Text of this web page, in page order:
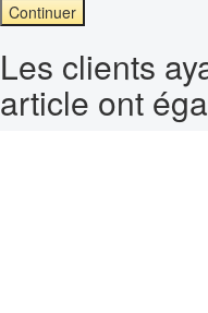
Continuer
Les clients
article ont